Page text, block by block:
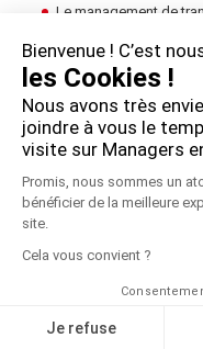
Le management de
Devenir Manager de
Trouver un manager
Cadres en Mission
Bienvenue ! C’est
les Cookies !
Nous avons très
joindre à vous le
visite sur Managers
Promis, nous sommes un
bénéficier de la meilleure
site.
Cela vous convient ?
Je refuse